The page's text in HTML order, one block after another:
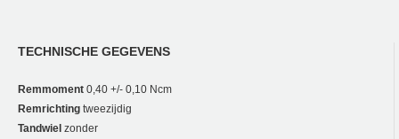
TECHNISCHE GEGEVENS
Remmoment 0,40 +/- 0,10 Ncm
Remrichting tweezijdig
Tandwiel zonder